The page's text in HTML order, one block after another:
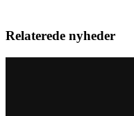
Relaterede nyheder